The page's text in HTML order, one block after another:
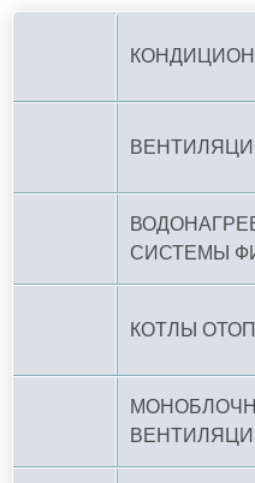
СИСТЕМЫ
КОТЛЫ